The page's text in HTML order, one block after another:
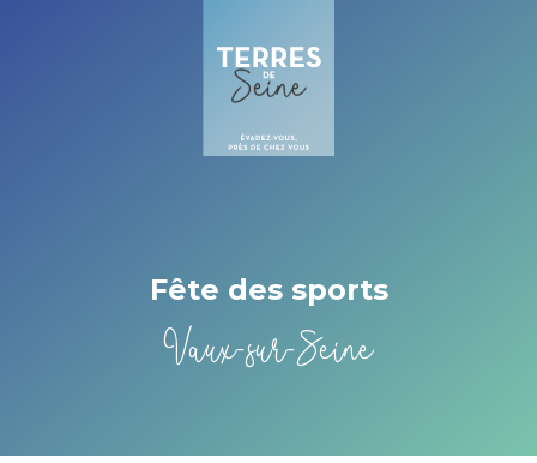
Fête des sports
Vaux-sur-Seine